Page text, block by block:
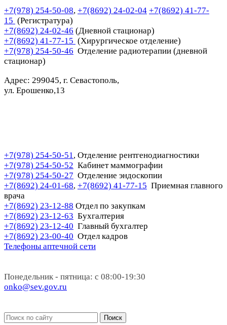
+7(978) 254-50-08, +7(8692) 24-02-04 +7(8692) 41-77-
15 (Регистратура)
+7(8692) 24-02-46 (Дневной стационар)
+7(8692) 41-77-15 (Хирургическое отделение)
+7(978) 254-50-46 Отделение радиотерапии (дневной
стационар)
Адрес: 299045, г. Севастополь,
ул. Ерошенко,13
+7(978) 254-50-51 , Отделение рентгенодиагностики
+7(978) 254-50-52 Кабинет маммографии
+7(978) 254-50-27 Отделение эндоскопии
+7(8692) 24-01-68, +7(8692) 41-77-15 Приемная главного
врача
+7(8692) 23-12-88 Отдел по закупкам
+7(8692) 23-12-63 Бухгалтерия
+7(8692) 23-12-40 Главный бухгалтер
+7(8692) 23-00-40 Отдел кадров
Телефоны аптечной сети
Понедельник - пятница: с 08:00-19:30
onko@sev.gov.ru
Поиск